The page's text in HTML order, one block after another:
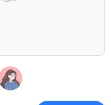
略游戏！